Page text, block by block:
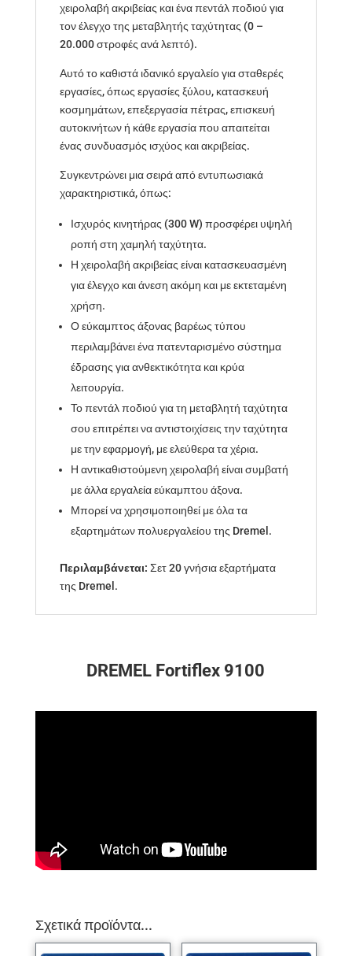
χειρολαβή ακριβείας και ένα πεντάλ ποδιού για
τον έλεγχο της μεταβλητής ταχύτητας (0 –
20.000 στροφές ανά λεπτό).
Αυτό το καθιστά ιδανικό εργαλείο για σταθερές
εργασίες, όπως εργασίες ξύλου, κατασκευή
κοσμημάτων, επεξεργασία πέτρας, επισκευή
αυτοκινήτων ή κάθε εργασία που απαιτείται
ένας συνδυασμός ισχύος και ακριβείας.
Συγκεντρώνει μια σειρά από εντυπωσιακά
χαρακτηριστικά, όπως:
Ισχυρός κινητήρας (300 W) προσφέρει υψηλή
ροπή στη χαμηλή ταχύτητα.
Η χειρολαβή ακριβείας είναι κατασκευασμένη
για έλεγχο και άνεση ακόμη και με εκτεταμένη
χρήση.
Ο εύκαμπτος άξονας βαρέως τύπου
περιλαμβάνει ένα πατενταρισμένο σύστημα
έδρασης για ανθεκτικότητα και κρύα
λειτουργία.
Το πεντάλ ποδιού για τη μεταβλητή ταχύτητα
σου επιτρέπει να αντιστοιχίσεις την ταχύτητα
με την εφαρμογή, με ελεύθερα τα χέρια.
Η αντικαθιστούμενη χειρολαβή είναι συμβατή
με άλλα εργαλεία εύκαμπτου άξονα.
Μπορεί να χρησιμοποιηθεί με όλα τα
εξαρτημάτων πολυεργαλείου της Dremel.
Περιλαμβάνεται: Σετ 20 γνήσια εξαρτήματα
της Dremel.
DREMEL Fortiflex 9100
Σχετικά προϊόντα...